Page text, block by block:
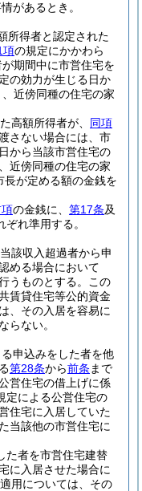
があるとき。
所得者と認定された
項の規定にかかわら
期間中に市営住宅を
の効力が生じる日か
、近傍同種の住宅の家
高額所得者が、 同項
さない場合には、市
から当該市営住宅の
近傍同種の住宅の家
が定める額の金銭を
の金銭に、 第17条及
ぞれ準用する。
該収入超過者から申
める場合において
うものとする。
この
賃貸住宅等公的資金
、その入居を容易に
らない。
申込みをした者を他
第28条から前条 まで
営住宅の借上げに係
定による公営住宅の
住宅に入居していた
当該他の市営住宅に
た者を市営住宅建替
に入居させた場合に
用については、その